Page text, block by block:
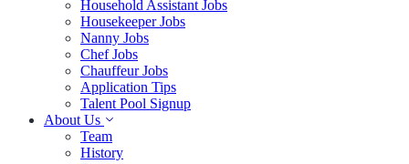
Household Assistant Jobs
Housekeeper Jobs
Nanny Jobs
Chef Jobs
Chauffeur Jobs
Application Tips
Talent Pool Signup
About Us
Team
History